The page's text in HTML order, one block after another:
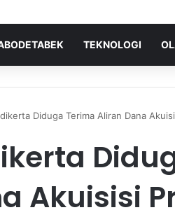
TEKNOLOGI
Diduga Terima Aliran Dana
Akuisisi